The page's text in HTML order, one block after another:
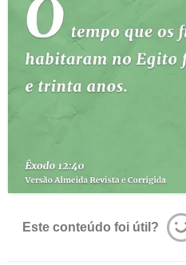
Este conteúdo foi útil?